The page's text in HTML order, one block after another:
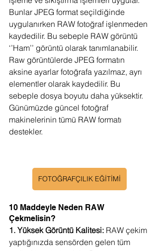
Bunlar JPEG format seçildiğinde
uygulanırken RAW fotoğraf işlenmeden
kaydedilir. Bu sebeple RAW görüntü
‘’Ham’’ görüntü olarak tanımlanabilir.
Raw görüntülerde JPEG formatın
aksine ayarlar fotoğrafa yazılmaz, ayrı
elementler olarak kaydedilir. Bu
sebeple dosya boyutu daha yüksektir.
Günümüzde güncel fotoğraf
makinelerinin tümü RAW formatı
destekler.
FOTOĞRAFÇILIK EĞİTİMİ
10 Maddeyle Neden RAW
Çekmelisin?
1. Yüksek Görüntü Kalitesi: RAW çekim
yaptığınızda sensörden gelen tüm